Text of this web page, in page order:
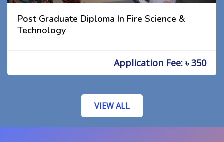
Post Graduate Diploma In Fire Science &
Technology
Application Fee: ৳ 350
VIEW ALL